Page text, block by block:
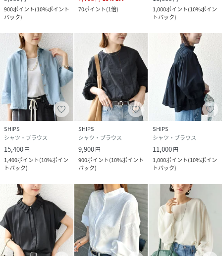
900ポイント(10%ポイント
バック)
70ポイント(1倍)
1,000ポイント(10%ポイン
トバック)
SHIPS
シャツ・ブラウス
15,400円
1,400ポイント(10%ポイン
トバック)
SHIPS
シャツ・ブラウス
9,900円
900ポイント(10%ポイント
バック)
SHIPS
シャツ・ブラウス
11,000円
1,000ポイント(10%ポイン
トバック)